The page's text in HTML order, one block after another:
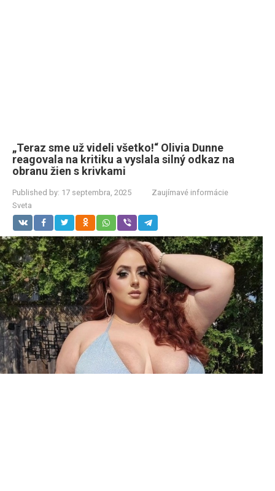
„Teraz sme už videli všetko!“ Olivia Dunne
reagovala na kritiku a vyslala silný odkaz na
obranu žien s krivkami
Published by: 17 septembra, 2025
Zaujímavé informácie
Sveta